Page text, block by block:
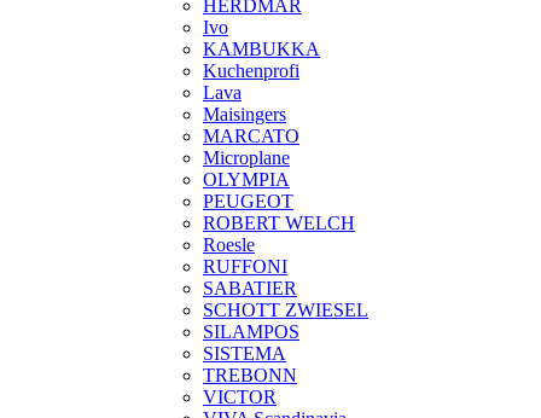
HERDMAR
Ivo
KAMBUKKA
Kuchenprofi
Lava
Maisingers
MARCATO
Microplane
OLYMPIA
PEUGEOT
ROBERT WELCH
Roesle
RUFFONI
SABATIER
SCHOTT ZWIESEL
SILAMPOS
SISTEMA
TREBONN
VICTOR